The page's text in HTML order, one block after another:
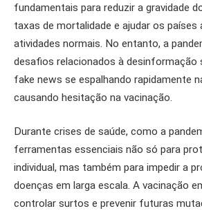
fundamentais para reduzir a gravidade
taxas de mortalidade e ajudar os países
atividades normais. No entanto, a
desafios relacionados à desinformação
fake news se espalhando rapidamente
causando hesitação na vacinação.
Durante crises de saúde, como a
ferramentas essenciais não só para
individual, mas também para impedir a
doenças em larga escala. A vacinação
controlar surtos e prevenir futuras